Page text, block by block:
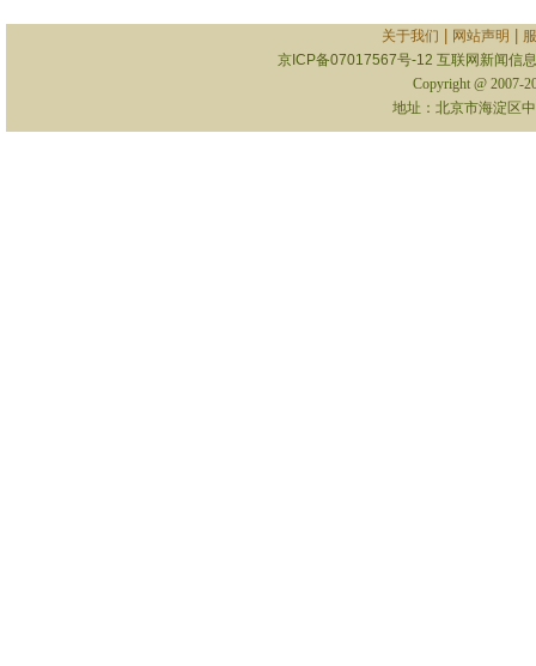
关于我们 网站声明
京ICP备07017567号-12 互联网新闻信
Copyright @ 2007-
地址：北京市海淀区